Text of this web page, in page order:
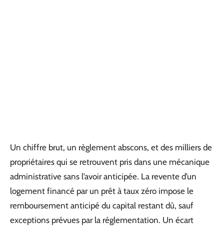
Un chiffre brut, un règlement abscons, et des milliers de
propriétaires qui se retrouvent pris dans une mécanique
administrative sans l’avoir anticipée. La revente d’un
logement financé par un prêt à taux zéro impose le
remboursement anticipé du capital restant dû, sauf
exceptions prévues par la réglementation. Un écart